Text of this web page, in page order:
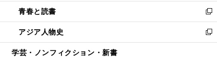
で
開
く
ン
ド
ウ
で
開
ウ
ィ
ン
ド
ウ
し
い
ウ
ィ
ン
青春と読書
新
し
い
ウ
アジア人物史
新
し
学芸・ノンフィクション・新書